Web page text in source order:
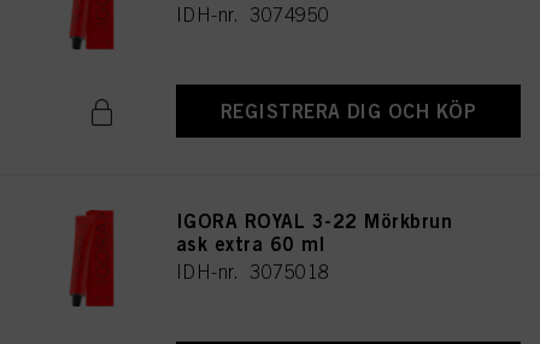
IDH-nr. 3074950
REGISTRERA DIG OCH KÖP
IGORA ROYAL 3-22 Mörkbrun
ask extra 60 ml
IDH-nr. 3075018